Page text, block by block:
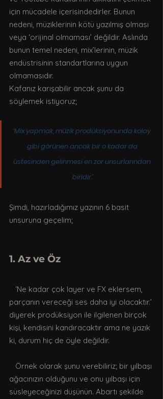
için mücadele içerisindedirler. Bunun
nedeni, müziklerinin kötü yazılmış olması
veya ‘orijinal olmaması’ değildir. Aslında
bunun temel nedeni, mix’lerinin, müzik
endüstrisinin standartlarına uygun
olmamasıdır.
Kafanız karışabilir ancak şunu da
söylemek istiyoruz;
‘Mix yapmak, müzik prodüksiyonunda kolay
gibi görünen ancak bir o kadar da
üstesinden gelinmesi en zor unsurlarından
biridir.’
Şimdi, hazırladığımız yazının 6 basit
unsuruna geçelim;
1. Az ve Öz
parçanın vereceği ses daha iyi olacaktır.’
diyerek prodüksiyon ile ilgilenen birçok
kişi, kendisini kandıracaktır ama ne yazık
ki, durum hiç de öyle değildir.
ağacınızın olduğunu ve onu yılbaşı için
süsleyeceğinizi düşünün. Abartı şekilde